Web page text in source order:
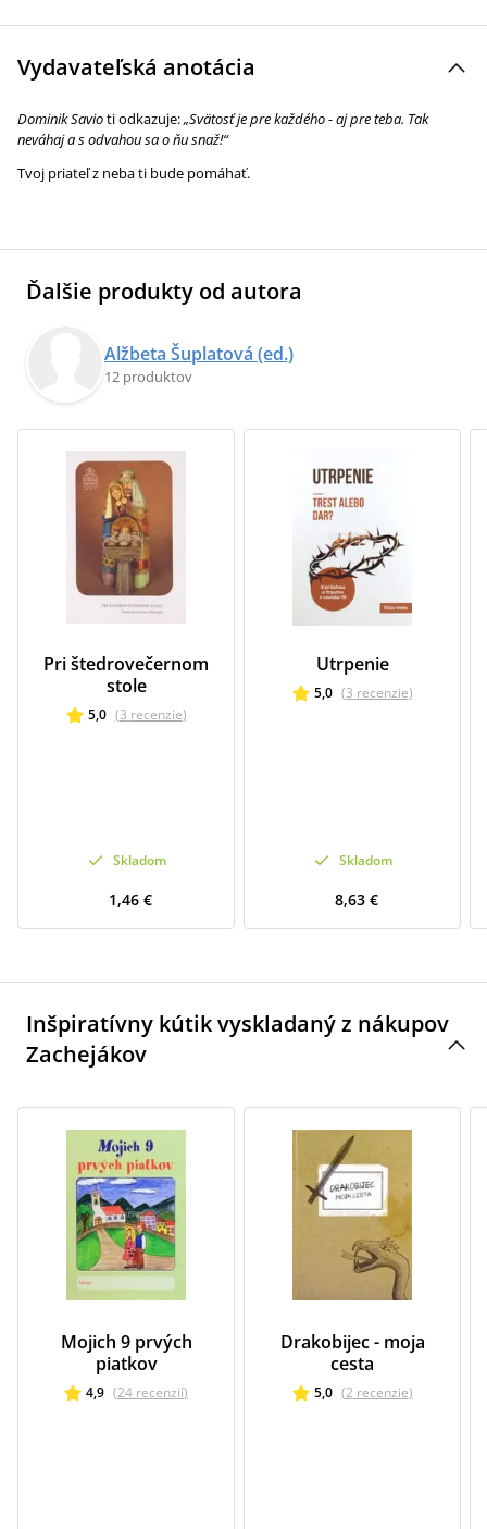
Vydavateľská anotácia
Dominik Savioti odkazuje:„Svätosť je pre každého - aj pre teba. Tak
neváhaj a s odvahou sa o ňu snaž!“
Tvoj priateľ z neba ti bude pomáhať.
Ďalšie produkty od autora
Alžbeta Šuplatová (ed.)
12 produktov
Pri štedrovečernom
stole
5,0 (3 recenzie)
Skladom
1,46 €
Utrpenie
5,0 (3 recenzie)
Skladom
8,63 €
Inšpiratívny kútik vyskladaný z nákupov
Zachejákov
Mojich 9 prvých
piatkov
4,9 (24 recenzií)
Drakobijec - moja
cesta
5,0 (2 recenzie)